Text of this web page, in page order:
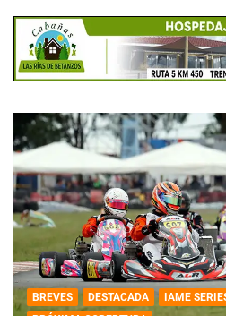
BREVES DESTACADA
IAME